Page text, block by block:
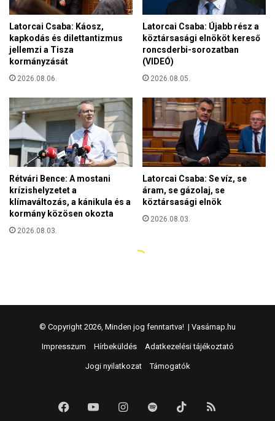
© Copyright 2026, Minden jog fenntartva! | Vasárnap.hu
Impresszum Hírbeküldés Adatkezelési tájékoztató
Jogi nyilatkozat Támogatók
FacebookYouTubeInstagram
Spotify TikTok